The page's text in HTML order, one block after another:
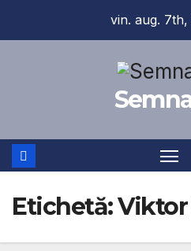
vin. aug. 7th,
Etichetă:Viktor